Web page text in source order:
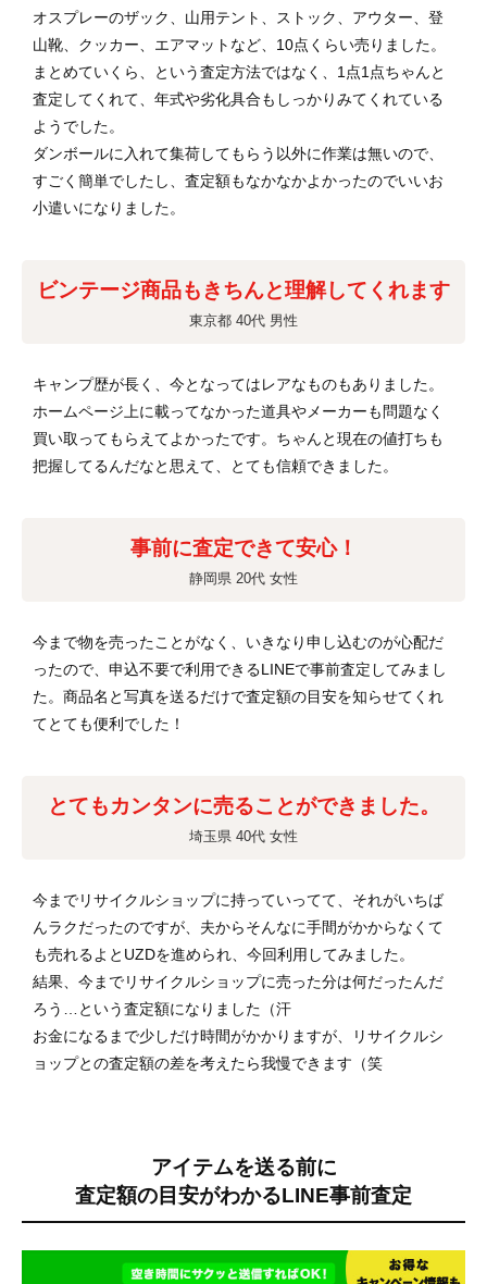
オスプレーのザック、山用テント、ストック、アウター、登
山靴、クッカー、エアマットなど、10点くらい売りました。
まとめていくら、という査定方法ではなく、1点1点ちゃんと
査定してくれて、年式や劣化具合もしっかりみてくれている
ようでした。
ダンボールに入れて集荷してもらう以外に作業は無いので、
すごく簡単でしたし、査定額もなかなかよかったのでいいお
小遣いになりました。
ビンテージ商品もきちんと理解してくれます
東京都 40代 男性
キャンプ歴が長く、今となってはレアなものもありました。
ホームページ上に載ってなかった道具やメーカーも問題なく
買い取ってもらえてよかったです。ちゃんと現在の値打ちも
把握してるんだなと思えて、とても信頼できました。
事前に査定できて安心！
静岡県 20代 女性
今まで物を売ったことがなく、いきなり申し込むのが心配だ
ったので、申込不要で利用できるLINEで事前査定してみまし
た。商品名と写真を送るだけで査定額の目安を知らせてくれ
てとても便利でした！
とてもカンタンに売ることができました。
埼玉県 40代 女性
今までリサイクルショップに持っていってて、それがいちば
んラクだったのですが、夫からそんなに手間がかからなくて
も売れるよとUZDを進められ、今回利用してみました。
結果、今までリサイクルショップに売った分は何だったんだ
ろう…という査定額になりました（汗
お金になるまで少しだけ時間がかかりますが、リサイクルシ
ョップとの査定額の差を考えたら我慢できます（笑
アイテムを送る前に
査定額の目安がわかるLINE事前査定